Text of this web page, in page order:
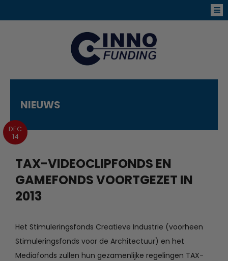
NIEUWS
DEC
14
TAX-VIDEOCLIPFONDS EN
GAMEFONDS VOORTGEZET IN
2013
Het Stimuleringsfonds Creatieve Industrie (voorheen
Stimuleringsfonds voor de Architectuur) en het
Mediafonds zullen hun gezamenlijke regelingen TAX-